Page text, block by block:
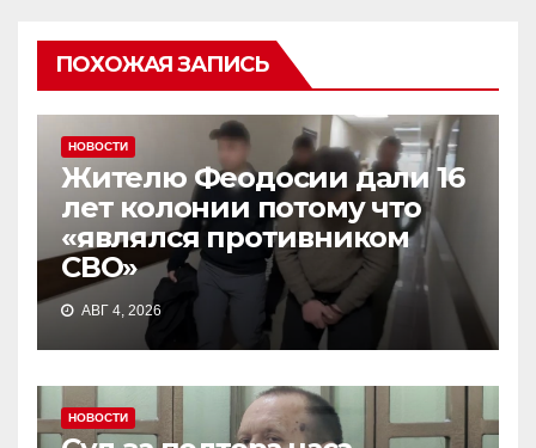
ПОХОЖАЯ ЗАПИСЬ
НОВОСТИ
Жителю Феодосии дали 16
лет колонии потому что
«являлся противником
СВО»
АВГ 4, 2026
НОВОСТИ